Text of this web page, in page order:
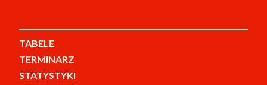
TABELE
TERMINARZ
STATYSTYKI